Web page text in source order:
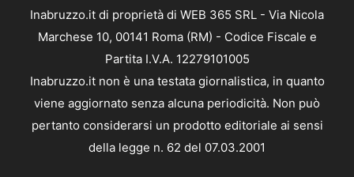
Inabruzzo.it di proprietà di WEB 365 SRL - Via Nicola
Marchese 10, 00141 Roma (RM) - Codice Fiscale e
Partita I.V.A. 12279101005
Inabruzzo.it non è una testata giornalistica, in quanto
viene aggiornato senza alcuna periodicità. Non può
pertanto considerarsi un prodotto editoriale ai sensi
della legge n. 62 del 07.03.2001